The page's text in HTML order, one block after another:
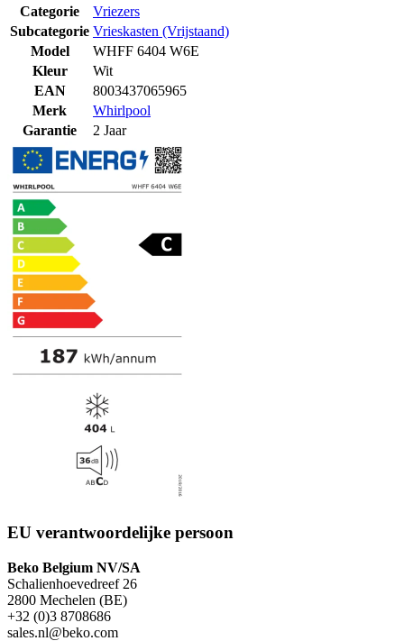
Categorie
Vriezers
Subcategorie Vrieskasten (Vrijstaand)
Model
WHFF 6404 W6E
Kleur
Wit
EAN
8003437065965
Merk
Whirlpool
Garantie
2 Jaar
EU verantwoordelijke persoon
Beko Belgium NV/SA
Schalienhoevedreef 26
2800 Mechelen (BE)
+32 (0)3 8708686
sales.nl@beko.com